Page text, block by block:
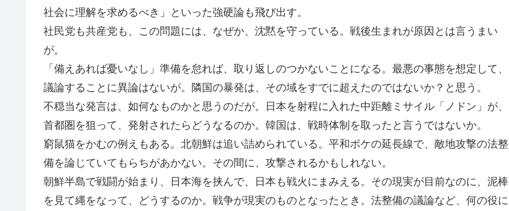
社会に理解を求めるべき」といった強硬論も飛び出す。
社民党も共産党も、この問題には、なぜか、沈黙を守っている。戦後生まれが原因とは言うまい
が。
「備えあれば憂いなし」準備を怠れば、取り返しのつかないことになる。最悪の事態を想定して、
議論することに異論はないが。隣国の暴発は、その域をすでに超えたのではないか？と思う。
不穏当な発言は、如何なものかと思うのだが。日本を射程に入れた中距離ミサイル「ノドン」が、
首都圏を狙って、発射されたらどうなるのか。韓国は、戦時体制を取ったと言うではないか。
窮鼠猫をかむの例えもある。北朝鮮は追い詰められている。平和ボケの延長線で、敵地攻撃の法整
備を論じていてもらちがあかない。その間に、攻撃されるかもしれない。
朝鮮半島で戦闘が始まり、日本海を挟んで、日本も戦火にまみえる。その現実が目前なのに、泥棒
を見て縄をなって、どうするのか。戦争が現実のものとなったとき。法整備の議論など、何の役に